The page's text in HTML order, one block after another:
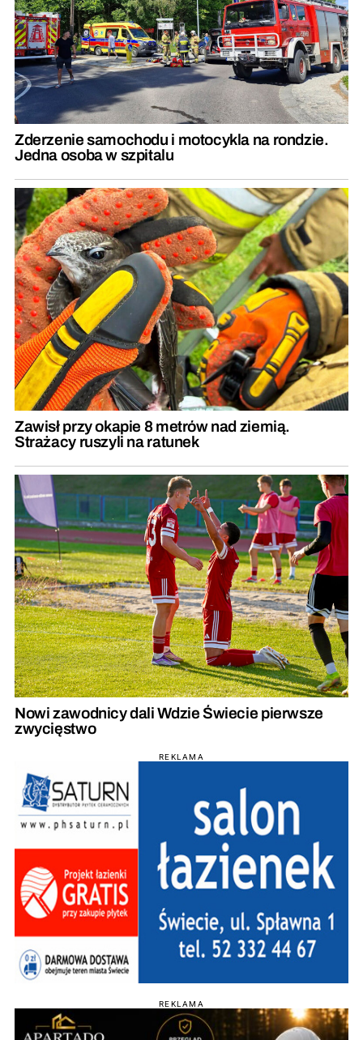
Zderzenie samochodu i motocykla na rondzie.
Jedna osoba w szpitalu
Zawisł przy okapie 8 metrów nad ziemią.
Strażacy ruszyli na ratunek
Nowi zawodnicy dali Wdzie Świecie pierwsze
zwycięstwo
REKLAMA
REKLAMA